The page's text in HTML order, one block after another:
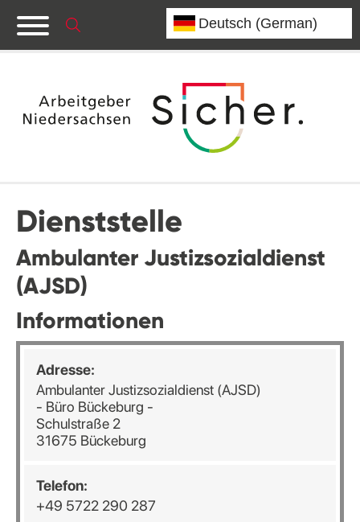
Dienststelle
Ambulanter Justizsozialdienst
(AJSD)
Informationen
Adresse:
Ambulanter Justizsozialdienst (AJSD)
- Büro Bückeburg -
Schulstraße 2
31675 Bückeburg
Telefon:
+49 5722 290 287